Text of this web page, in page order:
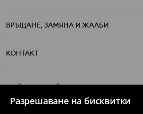
Разрешаване на бисквитки
ВРЪЩАНЕ, ЗАМЯНА И ЖАЛБИ
КОНТАКТ
ХЕЙ, СЛЕДВАЙ НИ НА